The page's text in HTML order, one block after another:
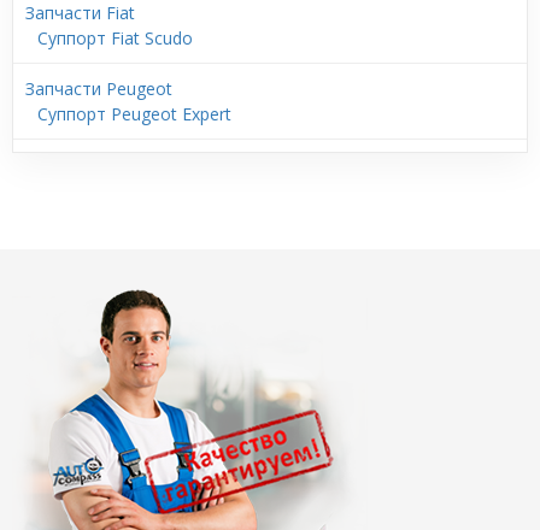
Запчасти Fiat
Суппорт Fiat Scudo
Запчасти Peugeot
Суппорт Peugeot Expert